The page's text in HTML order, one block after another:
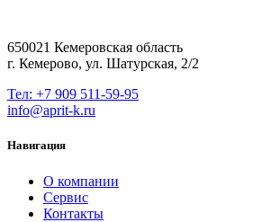
650021 Кемеровская область
г. Кемерово, ул. Шатурская, 2/2
Тел: +7 909 511-59-95
info@aprit-k.ru
Навигация
О компании
Сервис
Контакты